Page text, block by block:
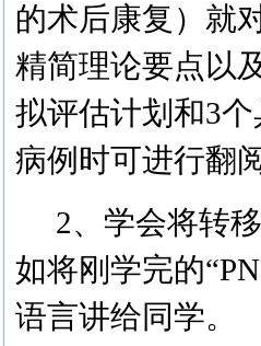
的术后康复）就
精简理论要点以
拟评估计划和3
病例时可进行翻
2、 学会将转
如将刚学完的
语言讲给同学。